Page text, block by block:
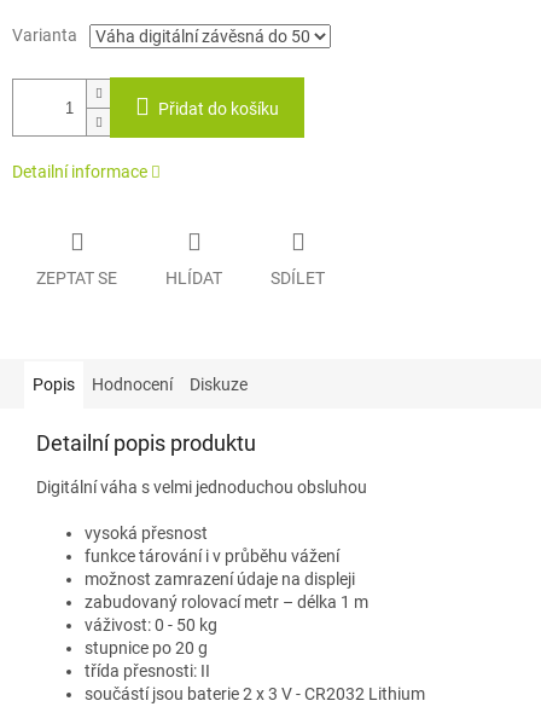
Varianta
Přidat do košíku
Detailní informace
ZEPTAT SE HLÍDAT SDÍLET
Popis Hodnocení Diskuze
Detailní popis produktu
Digitální váha s velmi jednoduchou obsluhou
vysoká přesnost
funkce tárování i v průběhu vážení
možnost zamrazení údaje na displeji
zabudovaný rolovací metr – délka 1 m
váživost: 0 - 50 kg
stupnice po 20 g
třída přesnosti: II
součástí jsou baterie 2 x 3 V - CR2032 Lithium